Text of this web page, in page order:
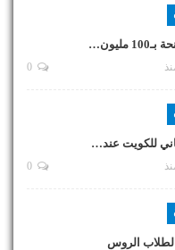
للكويت عند…
الروس